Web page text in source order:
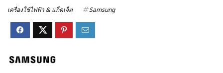
เครื่องใช้ไฟฟ้า & แก็ดเจ็ต Samsung